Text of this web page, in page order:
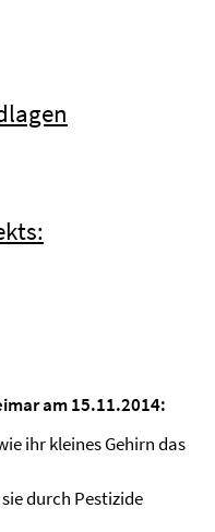
am 15.11.2014:
ihr kleines Gehirn das
durch Pestizide